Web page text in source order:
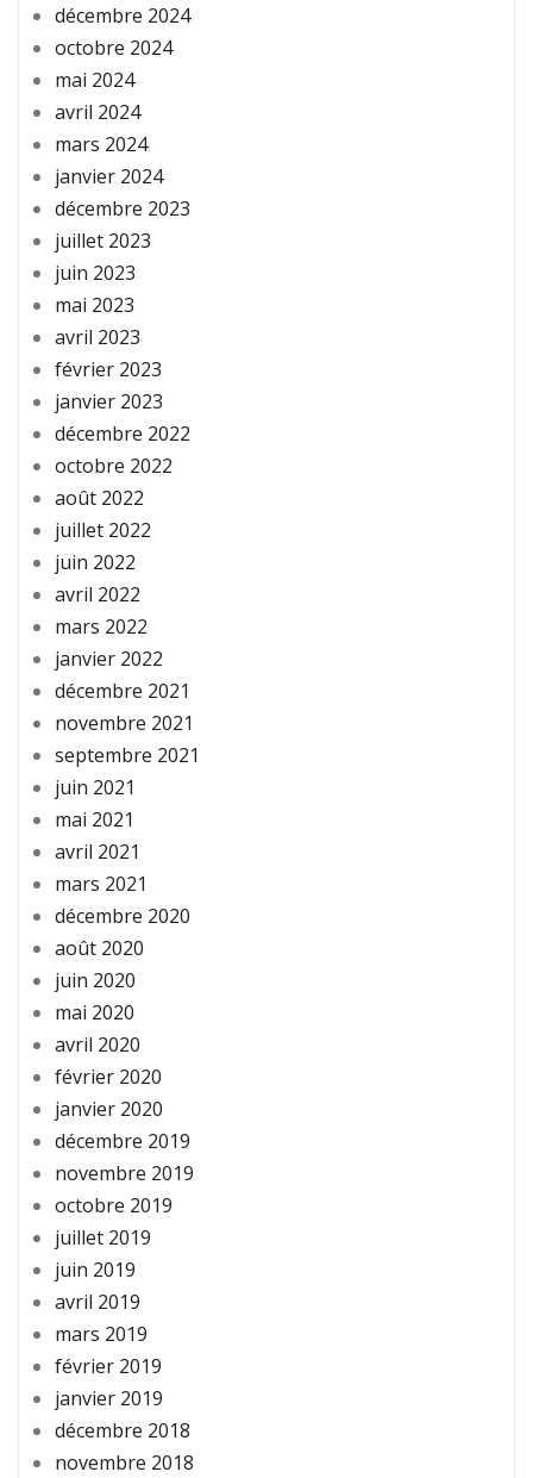
décembre 2024
octobre 2024
mai 2024
avril 2024
mars 2024
janvier 2024
décembre 2023
juillet 2023
juin 2023
mai 2023
avril 2023
février 2023
janvier 2023
décembre 2022
octobre 2022
août 2022
juillet 2022
juin 2022
avril 2022
mars 2022
janvier 2022
décembre 2021
novembre 2021
septembre 2021
juin 2021
mai 2021
avril 2021
mars 2021
décembre 2020
août 2020
juin 2020
mai 2020
avril 2020
février 2020
janvier 2020
décembre 2019
novembre 2019
octobre 2019
juillet 2019
juin 2019
avril 2019
mars 2019
février 2019
janvier 2019
décembre 2018
novembre 2018